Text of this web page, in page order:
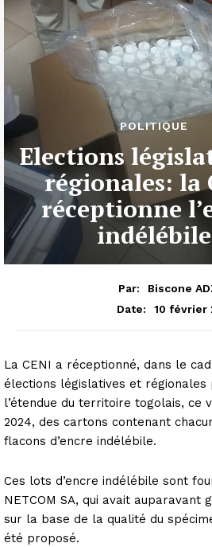
POLITIQUE
Elections
régionales: la
réceptionne
indélébile
Par:
Biscone
Date:
10 février
La CENI a réceptionné, dans le
élections législatives et régionales
l’étendue du territoire togolais, ce
2024, des cartons contenant
flacons d’encre indélébile.
Ces lots d’encre indélébile sont
NETCOM SA, qui avait auparavant
sur la base de la qualité du
été proposé.